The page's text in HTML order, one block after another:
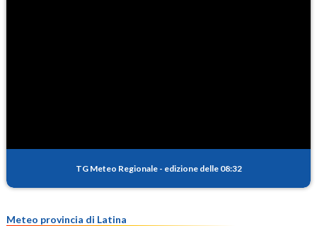
PM25
TG Meteo Regionale - edizione delle 08:32
Meteo provincia di Latina